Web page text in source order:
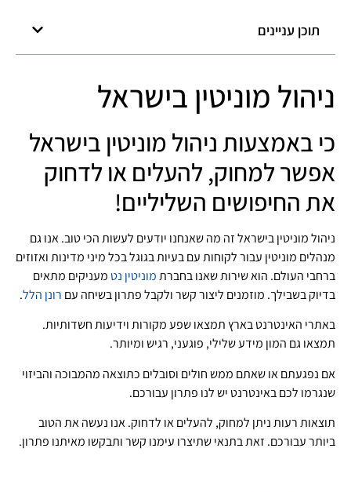
תוכן עניינים
ניהול מוניטין בישראל
כי באמצעות ניהול מוניטין בישראל
אפשר למחוק, להעלים או לדחוק
את החיפושים השליליים!
ניהול מוניטין בישראל זה מה שאנחנו יודעים לעשות הכי טוב. אנו גם
מנהלים מוניטין עבור לקוחות עם בעיות בגוגל בכל מיני מדינות ואזוזים
ברחבי העולם. הוא שירות שאנו בחברתמוניטין נטמעניקים מתאים
בדיוק בשבילך. מוזמנים ליצור קשר ולקבל פתרון בשיחה עם רונן הלל.
באתרי האינטרנט בארץ תמצאו שפע מקורות וידיעות חשדותיות.
תמצאו גם המון מידע שלילי, פוגעני, רגיש ומיותר.
אם נפגעתם או שאתם ממש חולים וסובלים כתוצאה מהמבוכה והביזוי
שנגרמו לכם באינטרנט יש לנו פתרון עבורכם.
תוצאות רעות ניתן למחוק, להעלים או לדחוק. אנו נעשה את הטוב
ביותר עבורכם. זאת בתנאי שתיצרו עימנו קשר ותבקשו מאיתנו פתרון.